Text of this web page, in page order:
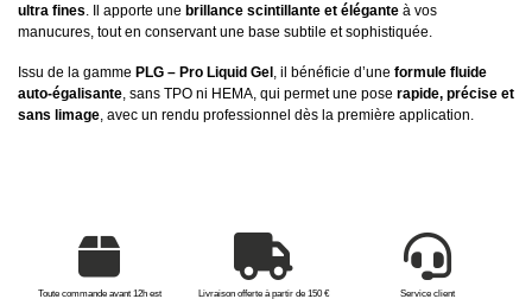
ultra fines. Il apporte une brillance scintillante et élégante à vos
manucures, tout en conservant une base subtile et sophistiquée.
Issu de la gamme PLG – Pro Liquid Gel, il bénéficie d’une formule fluide
auto-égalisante, sans TPO ni HEMA, qui permet une pose rapide, précise et
sans limage, avec un rendu professionnel dès la première application.
Toute commande avant 12h est Livraison offerte à partir de 150 € Service client